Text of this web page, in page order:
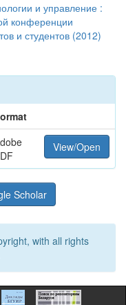
и управление :
конференции
и студентов (2012)
View/Open
Scholar
with all rights